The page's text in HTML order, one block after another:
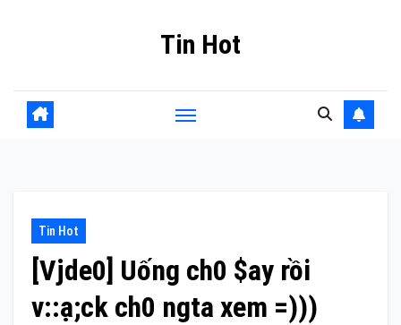
Tin Hot
Tin Hot
[Vjde0] Uống ch0 $ay rồi
v::ạ;ck ch0 ngta xem =)))